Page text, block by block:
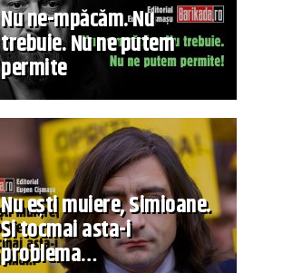
Nu ne-mpăcăm. Nu
trebuie. Nu ne putem
permite
Nu ești muiere, Simioane.
Și tocmai asta-i
problema…